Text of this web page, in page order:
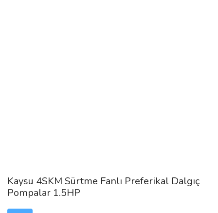
Kaysu 4SKM Sürtme Fanlı Preferikal Dalgıç
Pompalar 1.5HP